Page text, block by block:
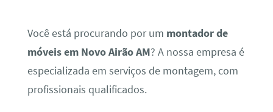
Você está procurando por um montador de
móveis em Novo Airão AM? A nossa empresa é
especializada em serviços de montagem, com
profissionais qualificados.